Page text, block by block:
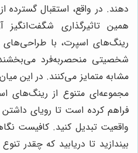
دهند. در واقع، استقبال گسترده از
همین تاثیرگذاری
رینگ‌های اسپرت، با طراحی‌های
شخصیتی منحصربه‌فرد
مشابه متمایز می‌کنند. در این
مجموعه‌ای متنوع از رینگ‌های
فراهم کرده است تا رویای
واقعیت تبدیل کنید. کافیست
بیندازید تا دریابید که چقدر